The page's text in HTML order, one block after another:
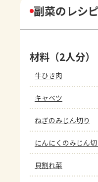
副菜のレシピ
材料（2人分）
牛ひき肉
キャベツ
ねぎのみじん切り
にんにくのみじん切
貝割れ菜